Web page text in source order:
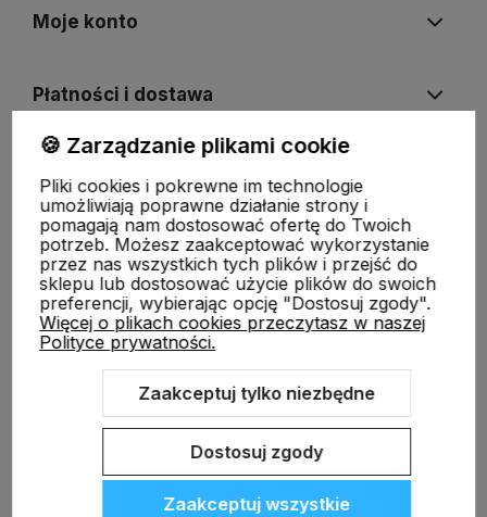
Moje konto
Płatności i dostawa
O nas
Sklep internetowy Shoper.pl Szablon Shoper Modern 3.0™
🍪 Zarządzanie plikami cookie
Pliki cookies i pokrewne im technologie
umożliwiają poprawne działanie strony i
pomagają nam dostosować ofertę do Twoich
potrzeb. Możesz zaakceptować wykorzystanie
przez nas wszystkich tych plików i przejść do
sklepu lub dostosować użycie plików do swoich
preferencji, wybierając opcję "Dostosuj zgody".
Więcej o plikach cookies przeczytasz w naszej
Polityce prywatności.
Zaakceptuj tylko niezbędne
Dostosuj zgody
Zaakceptuj wszystkie